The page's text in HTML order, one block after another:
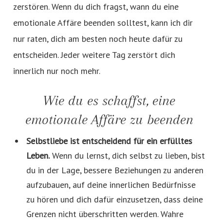
zerstören. Wenn du dich fragst, wann du eine
emotionale Affäre beenden solltest, kann ich dir
nur raten, dich am besten noch heute dafür zu
entscheiden. Jeder weitere Tag zerstört dich
innerlich nur noch mehr.
Wie du es schaffst, eine
emotionale Affäre zu beenden
Selbstliebe ist entscheidend für ein erfülltes
Leben.Wenn du lernst, dich selbst zu lieben, bist
du in der Lage, bessere Beziehungen zu anderen
aufzubauen, auf deine innerlichen Bedürfnisse
zu hören und dich dafür einzusetzen, dass deine
Grenzen nicht überschritten werden. Wahre